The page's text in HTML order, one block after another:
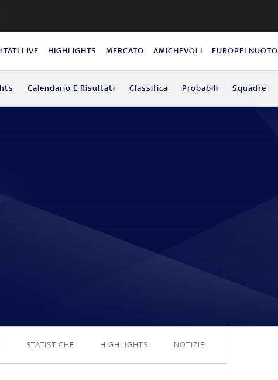
LIVE HIGHLIGHTS MERCATO AMICHEVOLI EUROPEI NUOTO
Calendario E Risultati Classifica Probabili Squadre
STATISTICHE HIGHLIGHTS NOTIZIE